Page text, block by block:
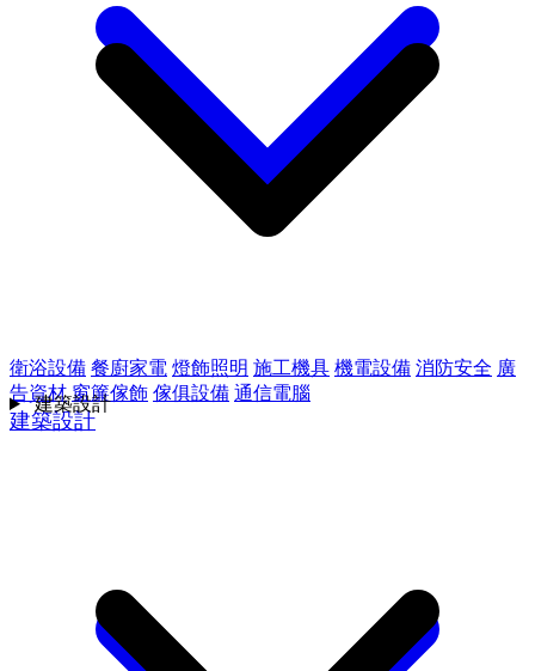
衛浴設備 餐廚家電 燈飾照明 施工機具 機電設備 消防安全 廣
告資材 窗簾傢飾 傢俱設備 通信電腦
建築設計
建築設計